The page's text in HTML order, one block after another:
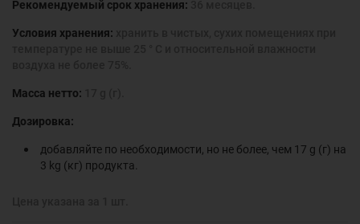
Рекомендуемый срок хранения:
Условия хранения:
Масса нетто:
Дозировка:
добавляйте по необходимости, но не более, чем 17 g (г) на
3 kg (кг) продукта.